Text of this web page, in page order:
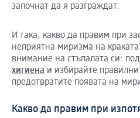
започнат да я разграждат.
И така, какво да правим при
неприятна миризма на
внимание на стъпалата си:
хигиена и избирайте
предотвратите появата на
Какво да правим при